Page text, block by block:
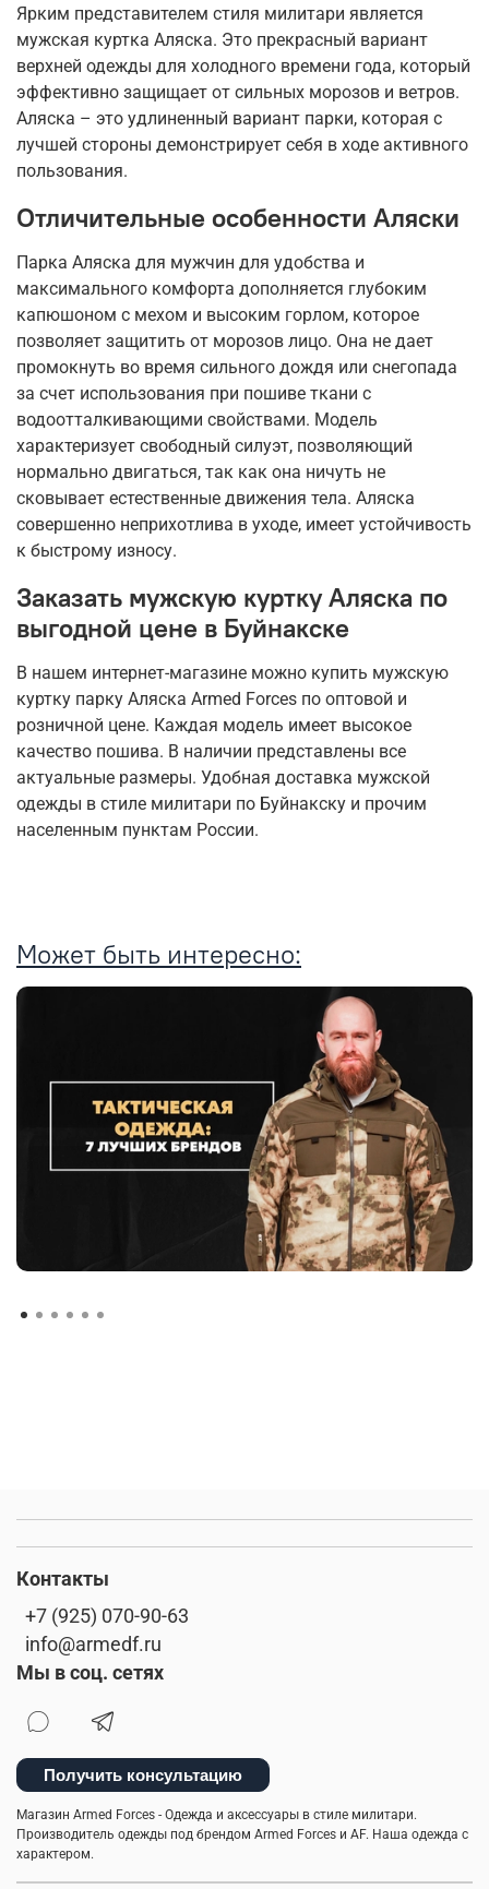
Ярким представителем стиля милитари является
мужская куртка Аляска. Это прекрасный вариант
верхней одежды для холодного времени года, который
эффективно защищает от сильных морозов и ветров.
Аляска – это удлиненный вариант парки, которая с
лучшей стороны демонстрирует себя в ходе активного
пользования.
Отличительные особенности Аляски
Парка Аляска для мужчин для удобства и
максимального комфорта дополняется глубоким
капюшоном с мехом и высоким горлом, которое
позволяет защитить от морозов лицо. Она не дает
промокнуть во время сильного дождя или снегопада
за счет использования при пошиве ткани с
водоотталкивающими свойствами. Модель
характеризует свободный силуэт, позволяющий
нормально двигаться, так как она ничуть не
сковывает естественные движения тела. Аляска
совершенно неприхотлива в уходе, имеет устойчивость
к быстрому износу.
Заказать мужскую куртку Аляска по
выгодной цене в Буйнакске
В нашем интернет-магазине можно купить мужскую
куртку парку Аляска Armed Forces по оптовой и
розничной цене. Каждая модель имеет высокое
качество пошива. В наличии представлены все
актуальные размеры. Удобная доставка мужской
одежды в стиле милитари по Буйнакску и прочим
населенным пунктам России.
Может быть интересно:
Контакты
+7 (925) 070-90-63
info@armedf.ru
Мы в соц. сетях
Получить консультацию
Магазин Armed Forces - Одежда и аксессуары в стиле милитари.
Производитель одежды под брендом Armed Forces и AF. Наша одежда с
характером.